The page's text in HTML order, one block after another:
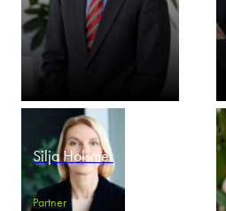
Silja Holsmer
Partner